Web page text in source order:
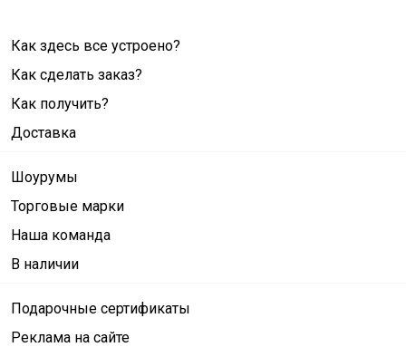
Как здесь все устроено?
Как сделать заказ?
Как получить?
Доставка
Шоурумы
Торговые марки
Наша команда
В наличии
Подарочные сертификаты
Реклама на сайте